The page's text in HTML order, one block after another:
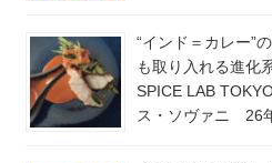
“インド＝カレー”
も取り入れる進化
SPICE LAB
ス・ソヴァニ 26